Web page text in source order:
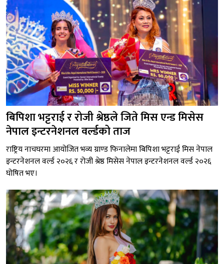
बिपिशा भट्टराई र रोजी श्रेष्ठले जिते मिस एन्ड मिसेस
नेपाल इन्टरनेशनल वर्ल्डको ताज
राष्ट्रिय नाचघरमा आयोजित भव्य ग्राण्ड फिनालेमा बिपिशा भट्टराई मिस नेपाल
इन्टरनेशनल वर्ल्ड २०२६ र रोजी श्रेष्ठ मिसेस नेपाल इन्टरनेशनल वर्ल्ड २०२६
घोषित भए।